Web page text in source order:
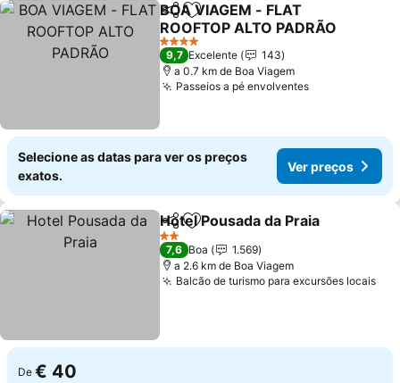
PartilharAdicionar aos favoritos
BOA VIAGEM - FLAT
ROOFTOP ALTO PADRÃO
Ver preços
4 Estrelas
9,7 Excelente
143
a 0.7 km de Boa Viagem
Passeios a pé envolventesVer preços
Selecione as datas para ver os preços
exatos.
Ver preços
PartilharAdicionar aos favoritos
Hotel Pousada da Praia
2 Estrelas
7,6 Boa
1.569
a 2.6 km de Boa Viagem
Balcão de turismo para excursões locais
De € 40